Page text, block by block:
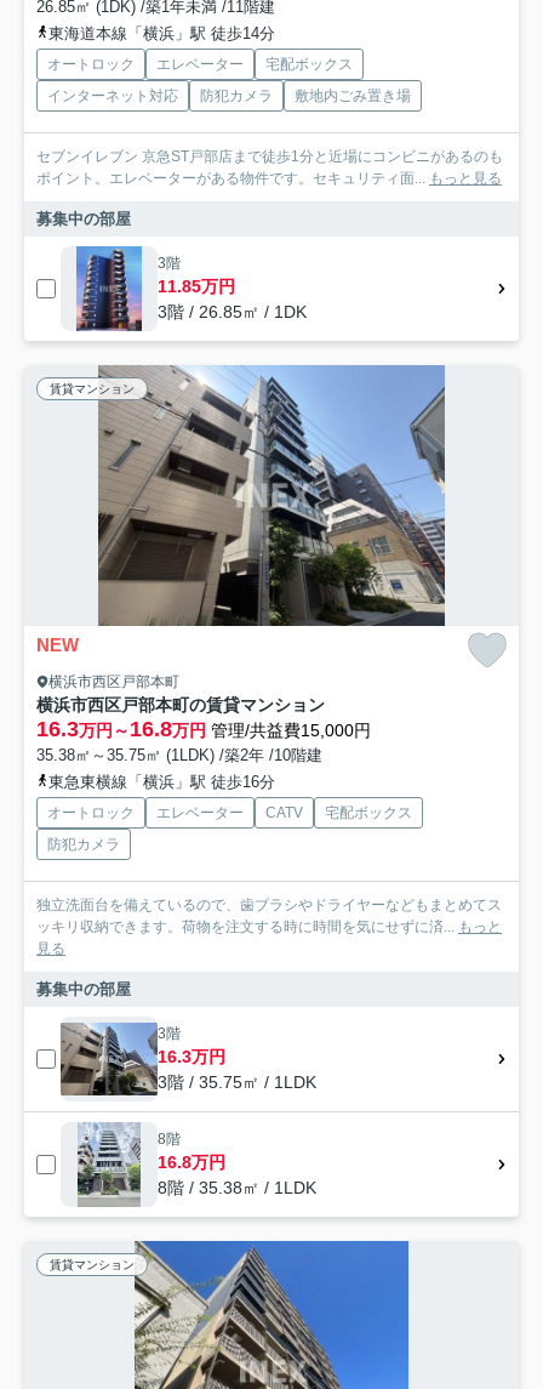
26.85㎡ (1DK) /築1年未満 /11階建
東海道本線「横浜」駅 徒歩14分
オートロック エレベーター
宅配ボックス
インターネット対応
防犯カメラ 敷地内ごみ置き場
セブンイレブン 京急ST戸部店まで徒歩1分と近場にコンビニがあるのも
ポイント。エレベーターがある物件です。セキュリティ面... もっと見る
募集中の部屋
3階
11.85万円
3階 / 26.85㎡ / 1DK
賃貸マンション
NEW
横浜市西区戸部本町
横浜市西区戸部本町の賃貸マンション
16.3万円～16.8万円 管理/共益費15,000円
35.38㎡～35.75㎡ (1LDK) /築2年 /10階建
東急東横線「横浜」駅 徒歩16分
オートロック エレベーター CATV
宅配ボックス
防犯カメラ
独立洗面台を備えているので、歯ブラシやドライヤーなどもまとめてス
ッキリ収納できます。荷物を注文する時に時間を気にせずに済... もっと
見る
募集中の部屋
3階
16.3万円
3階 / 35.75㎡ / 1LDK
8階
16.8万円
8階 / 35.38㎡ / 1LDK
賃貸マンション